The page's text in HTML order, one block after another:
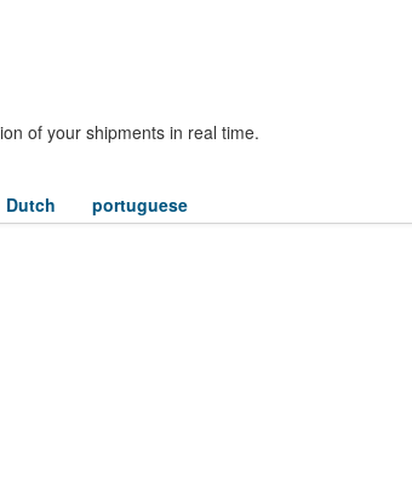
of your shipments in real time.
Dutch portuguese